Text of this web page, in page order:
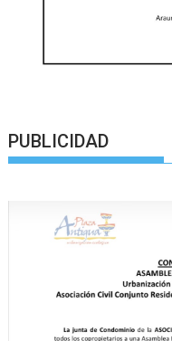
PUBLICIDAD